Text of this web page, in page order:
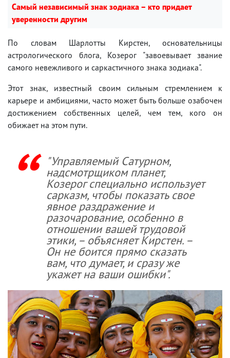
Самый независимый знак зодиака – кто придает
уверенности другим
По словам Шарлотты Кирстен, основательницы
астрологического блога, Козерог "завоевывает звание
самого невежливого и саркастичного знака зодиака".
Этот знак, известный своим сильным стремлением к
карьере и амбициями, часто может быть больше озабочен
достижением собственных целей, чем тем, кого он
обижает на этом пути.
"Управляемый Сатурном,
надсмотрщиком планет,
Козерог специально использует
сарказм, чтобы показать свое
явное раздражение и
разочарование, особенно в
отношении вашей трудовой
этики, – объясняет Кирстен. –
Он не боится прямо сказать
вам, что думает, и сразу же
укажет на ваши ошибки".